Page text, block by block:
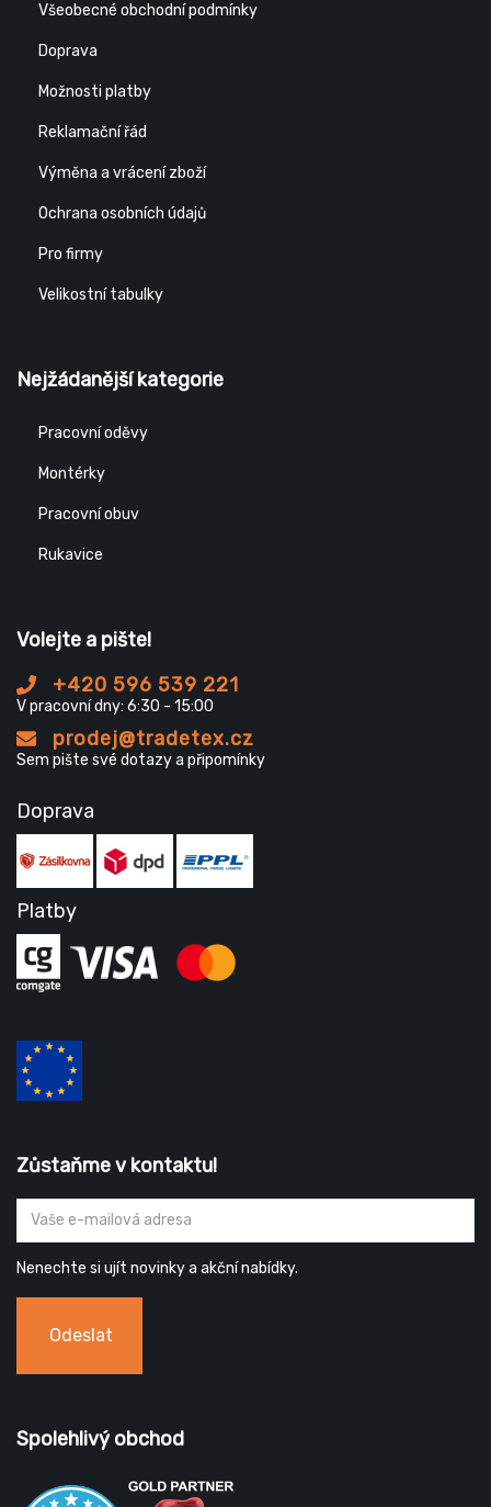
Všeobecné obchodní podmínky
Doprava
Možnosti platby
Reklamační řád
Výměna a vrácení zboží
Ochrana osobních údajů
Pro firmy
Velikostní tabulky
Nejžádanější kategorie
Pracovní oděvy
Montérky
Pracovní obuv
Rukavice
Volejte a pište!
+420 596 539 221
V pracovní dny: 6:30 - 15:00
prodej@tradetex.cz
Sem pište své dotazy a připomínky
Doprava
Platby
Zůstaňme v kontaktu!
Nenechte si ujít novinky a akční nabídky.
Odeslat
Spolehlivý obchod